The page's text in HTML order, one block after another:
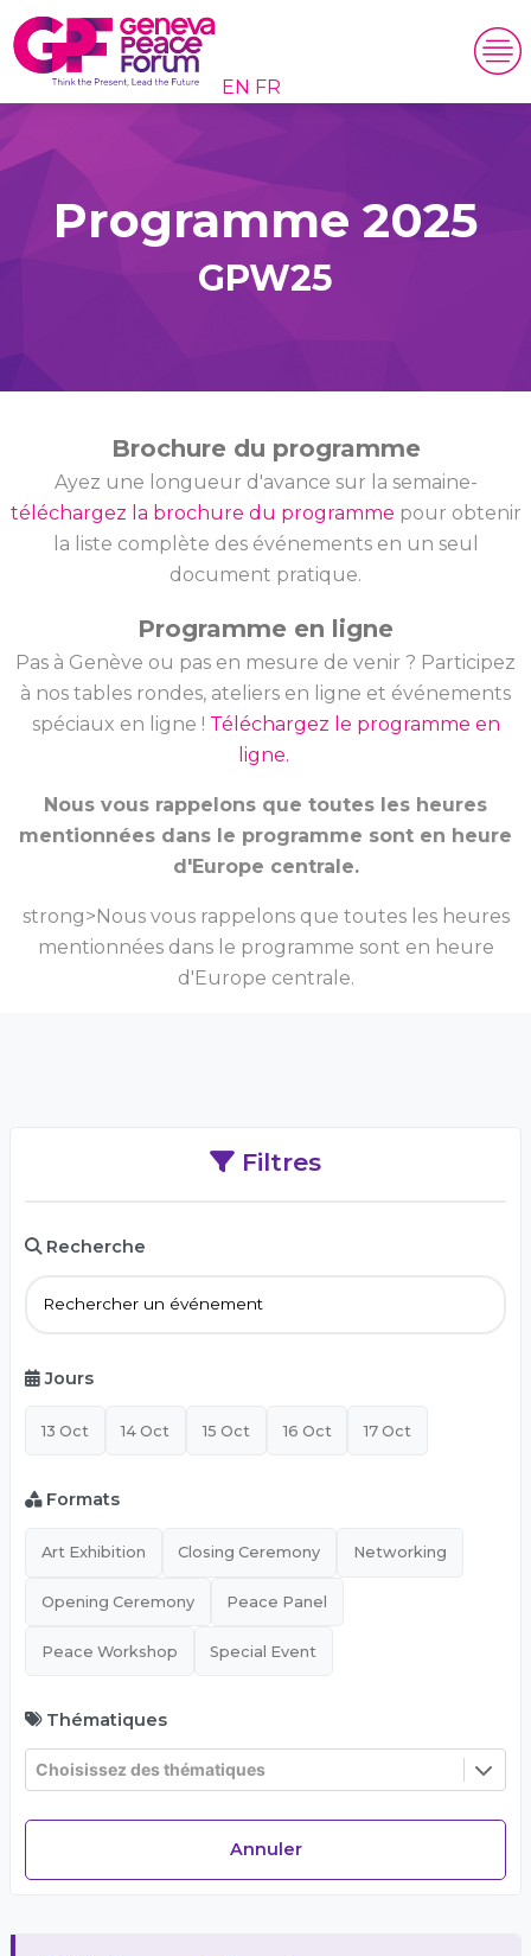
EN FR
Programme 2025
GPW25
Brochure du programme
Ayez une longueur d'avance sur la semaine-
téléchargez la brochure du programme pour obtenir
la liste complète des événements en un seul
document pratique.
Programme en ligne
Pas à Genève ou pas en mesure de venir ? Participez
à nos tables rondes, ateliers en ligne et événements
spéciaux en ligne ! Téléchargez le programme en
ligne.
Nous vous rappelons que toutes les heures
mentionnées dans le programme sont en heure
d'Europe centrale.
strong>Nous vous rappelons que toutes les heures
mentionnées dans le programme sont en heure
d'Europe centrale.
Filtres
Recherche
Jours
13 Oct 14 Oct 15 Oct 16 Oct 17 Oct
Formats
Art Exhibition Closing Ceremony Networking
Opening Ceremony Peace Panel
Peace Workshop Special Event
Thématiques
Choisissez des thématiques
Annuler